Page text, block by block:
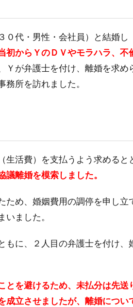
０代・男性・会社員）
と結婚し
初からＹのＤＶやモラハラ、不
Ｙが弁護士を付け、 離婚を求め
務所を訪れました。
活費） を支払うよう求めると
議離婚を模索しました。
め、 婚姻費用の調停を申し立
いました。
に、
２人目の弁護士を付け、
を避けるため、 未払分は先送
立させましたが、 離婚につい